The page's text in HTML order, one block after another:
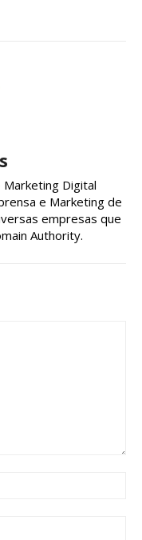
Marketing Digital
e Marketing de
empresas que
Authority.